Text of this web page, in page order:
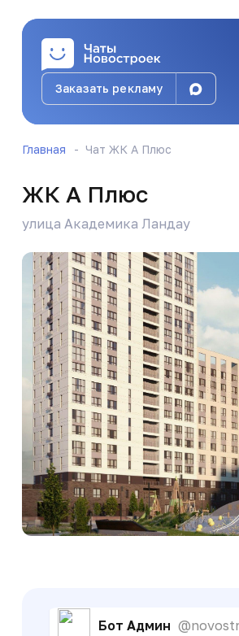
Заказать рекламу
Главная Чат ЖК А Плюс
ЖК А Плюс
улица Академика Ландау
Бот Админ
Д Данил Албаев
Бот Админ
Уважаемые соседи!
RJ9QVs
вероника
Сдаю студию, 33м с
З Зарина
Вы это про какие дома